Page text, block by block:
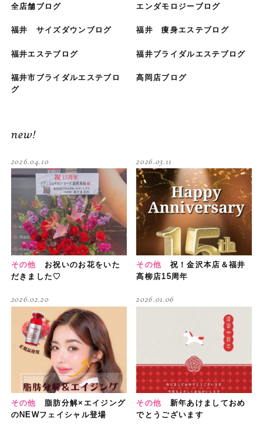
全店舗ブログ エンダモロジーブログ
福井 サイズダウンブログ 福井 痩身エステブログ
福井エステブログ 福井ブライダルエステブログ
福井市ブライダルエステブロ
グ
高岡店ブログ
new!
その他
お祝いのお花をいた
だきました♡
2026.04.10
その他
祝！金沢本店＆福井
高柳店15周年
2026.03.11
その他
脂肪分解×エイジング
のNEWフェイシャル登場
2026.02.20
その他
新年あけましておめ
でとうございます
2026.01.06